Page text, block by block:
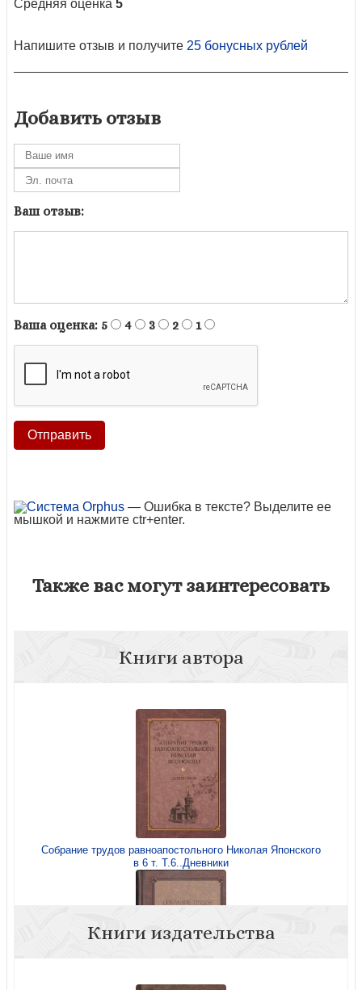
Средняя оценка 5
Напишите отзыв и получите 25 бонусных рублей
Добавить отзыв
Ваш отзыв:
Ваша оценка: 5 4 3 2 1
— Ошибка в тексте? Выделите ее
мышкой и нажмите ctr+enter.
Также вас могут заинтересовать
Книги автора
Собрание трудов равноапостольного Николая Японского
в 6 т. Т.6..Дневники
Книги издательства